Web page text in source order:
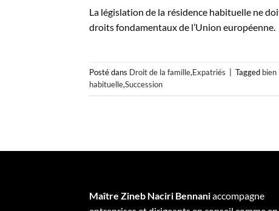
La législation de la résidence habituelle ne
droits fondamentaux de l’Union européenne.
Posté dans Droit de la famille,Expatriés Tagged bien
habituelle,Succession
Maître Zineb Naciri Bennaniaccompagne